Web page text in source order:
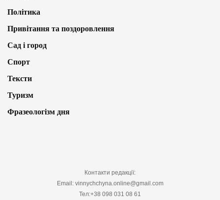
Політика
Привітання та поздоровлення
Сад і город
Спорт
Тексти
Туризм
Фразеологізм дня
Контакти редакції:
Email: vinnychchyna.online@gmail.com
Тел:+38 098 031 08 61